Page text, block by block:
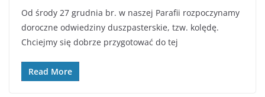
Od środy 27 grudnia br. w naszej Parafii rozpoczynamy
doroczne odwiedziny duszpasterskie, tzw. kolędę.
Chciejmy się dobrze przygotować do tej
Read More